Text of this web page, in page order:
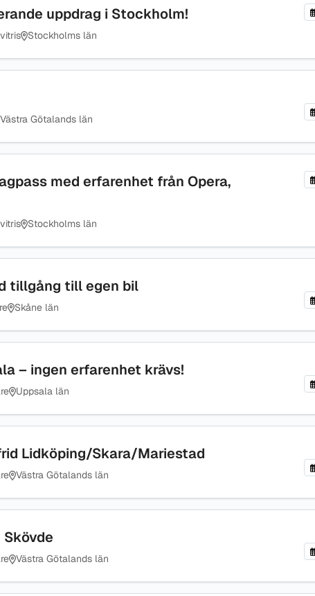
uppdrag i Stockholm!
Stockholms län
Västra Götalands län
med erfarenhet från Opera,
Stockholms län
tillgång till egen bil
Skåne län
– ingen erfarenhet krävs!
Uppsala län
Lidköping/Skara/Mariestad
Västra Götalands län
Västra Götalands län